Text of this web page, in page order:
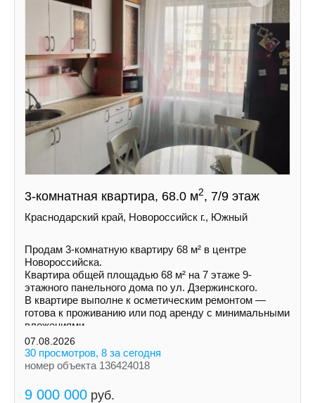
3-комнатная квартира, 68.0 м2, 7/9 этаж
Краснодарский край, Новороссийск г., Южный
Продам 3-комнатную квартиру 68 м² в центре
Новороссийска.
Квартира общей площадью 68 м² на 7 этаже 9-
этажного панельного дома по ул. Дзержинского.
В квартире выполне к осметическим ремонтом —
готова к проживанию или под аренду с минимальными
вложениями.
07.08.2026
30 просмотров, 8 за сегодня
номер объекта 136424018
9 000 000 руб.